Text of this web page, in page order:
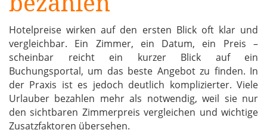
Hotelpreise wirken auf den ersten Blick oft klar und
vergleichbar. Ein Zimmer, ein Datum, ein Preis –
scheinbar reicht ein kurzer Blick auf ein
Buchungsportal, um das beste Angebot zu finden. In
der Praxis ist es jedoch deutlich komplizierter. Viele
Urlauber bezahlen mehr als notwendig, weil sie nur
den sichtbaren Zimmerpreis vergleichen und wichtige
Zusatzfaktoren übersehen.